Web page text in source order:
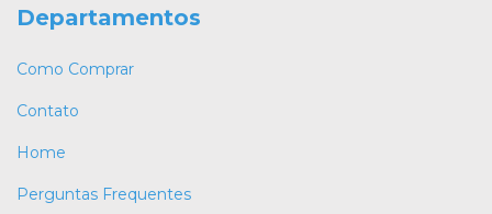
Departamentos
Como Comprar
Contato
Home
Perguntas Frequentes